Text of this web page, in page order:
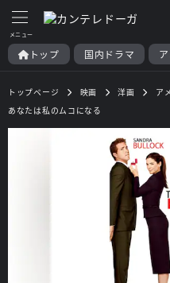
トップ 国内ドラマ
トップページ 映画 洋画
ア
あなたは私のムコになる